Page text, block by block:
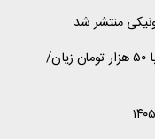
منتشر شد
هشدار درباره بازار مرغ؛ فروش هر کیلو با ۵۰ هزار تومان زیان/